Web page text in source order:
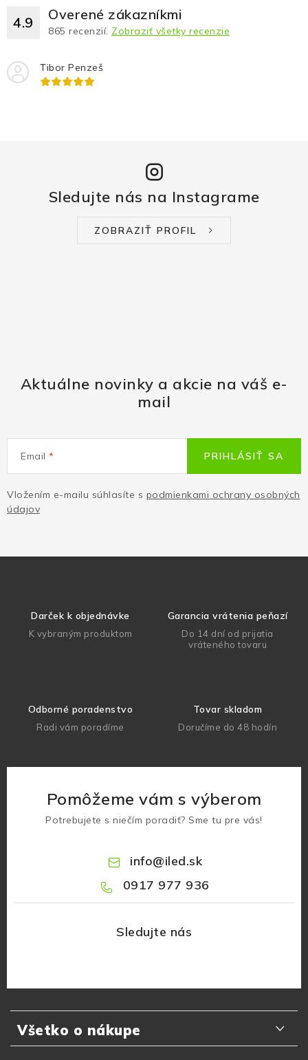
4.9 Overené zákazníkmi
865 recenzií. Zobraziť všetky recenzie
Tibor Penzeš
Sledujte nás na Instagrame
ZOBRAZIŤ PROFIL
Aktuálne novinky a akcie na váš e-
mail
Email
Vložením e-mailu súhlasíte s podmienkami ochrany osobných
údajov
PRIHLÁSIŤ SA
Darček k objednávke
K vybraným produktom
Garancia vrátenia peňazí
Do 14 dní od prijatia
vráteného tovaru
Odborné poradenstvo
Radi vám poradíme
Tovar skladom
Doručíme do 48 hodín
Pomôžeme vám s výberom
Potrebujete s niečím poradiť? Sme tu pre vás!
info@iled.sk
0917 977 936
Všetko o nákupe